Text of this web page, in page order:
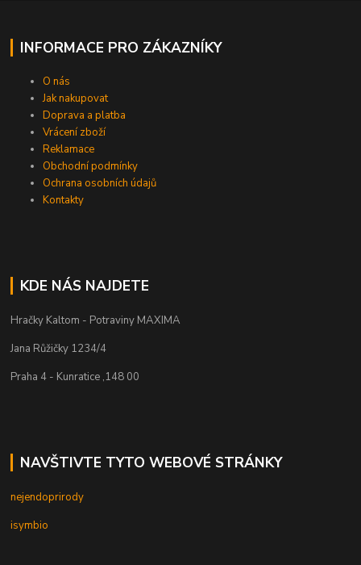
INFORMACE PRO ZÁKAZNÍKY
O nás
Jak nakupovat
Doprava a platba
Vrácení zboží
Reklamace
Obchodní podmínky
Ochrana osobních údajů
Kontakty
KDE NÁS NAJDETE
Hračky Kaltom - Potraviny MAXIMA
Jana Růžičky 1234/4
Praha 4 - Kunratice ,148 00
NAVŠTIVTE TYTO WEBOVÉ STRÁNKY
nejendoprirody
isymbio